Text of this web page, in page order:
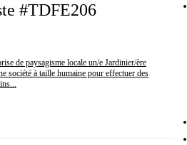
#TDFE206
de paysagisme locale un/e Jardinier/ère
société à taille humaine pour effectuer des